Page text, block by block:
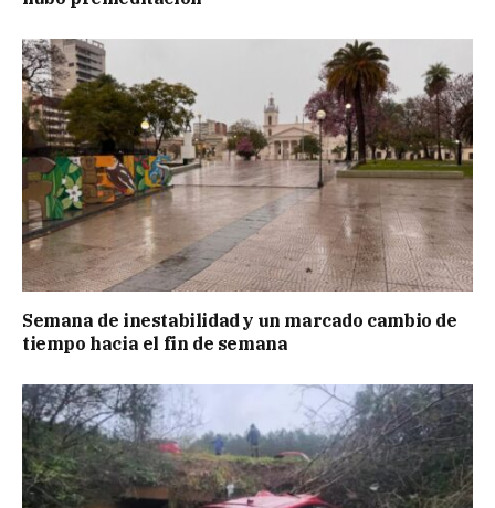
Semana de inestabilidad y un marcado cambio de
tiempo hacia el fin de semana